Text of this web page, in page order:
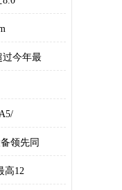
过今年最
领先同
高12